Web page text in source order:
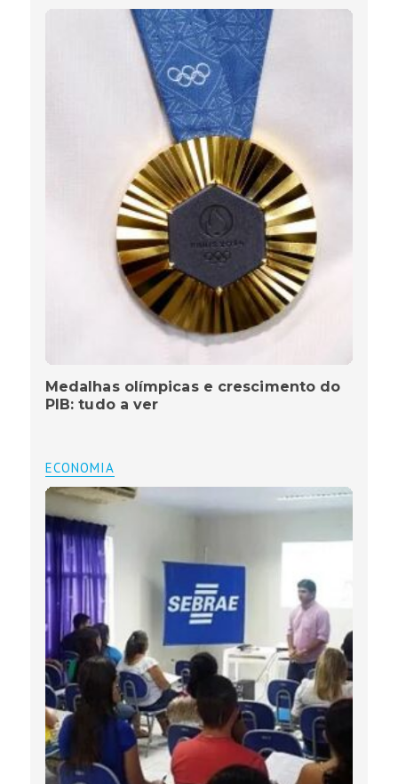
Medalhas olímpicas e crescimento do
PIB: tudo a ver
ECONOMIA